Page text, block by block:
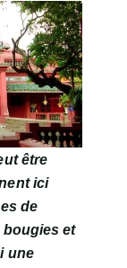
être
ici
de
bougies et
une